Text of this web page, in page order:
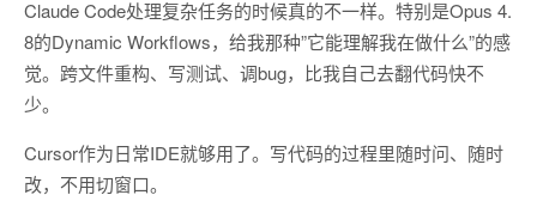
Claude Code处理复杂任务的时候真的不一样。特别是Opus 4.
8的Dynamic Workflows，给我那种”它能理解我在做什么”的感
觉。跨文件重构、写测试、调bug，比我自己去翻代码快不
少。
Cursor作为日常IDE就够用了。写代码的过程里随时问、随时
改，不用切窗口。